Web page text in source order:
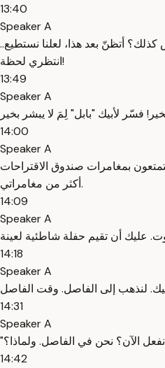
13:40
Speaker A
كذلك؟ أتظنّ بعد هذا، لعلنا نستطيع..
انتظري لحظة!
13:49
Speaker A
14:00
Speaker A
بمغامرات صندوق الاقتراحات
أكثر من مغامراتي.
14:09
Speaker A
14:18
Speaker A
14:31
Speaker A
نفعل الآن؟ نحن في الفاصل. ولماذا؟
14:42